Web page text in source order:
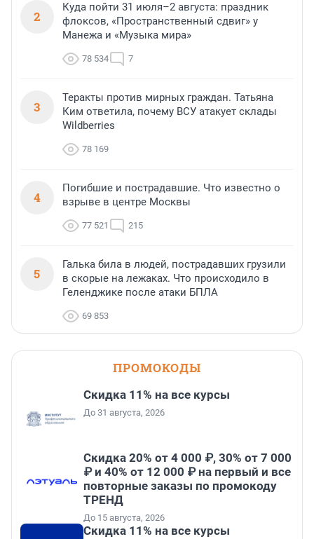
2
Куда пойти 31 июля–2 августа: праздник
флоксов, «Пространственный сдвиг» у
Манежа и «Музыка мира»
78 534 7
3
Теракты против мирных граждан. Татьяна
Ким ответила, почему ВСУ атакует склады
Wildberries
78 169
4
Погибшие и пострадавшие. Что известно о
взрыве в центре Москвы
77 521 215
5
Галька била в людей, пострадавших грузили
в скорые на лежаках. Что происходило в
Геленджике после атаки БПЛА
69 853
ПРОМОКОДЫ
Скидка 11% на все курсы
До 31 августа, 2026
Скидка 20% от 4 000 ₽, 30% от 7 000
₽ и 40% от 12 000 ₽ на первый и все
повторные заказы по промокоду
ТРЕНД
До 15 августа, 2026
Скидка 11% на все курсы